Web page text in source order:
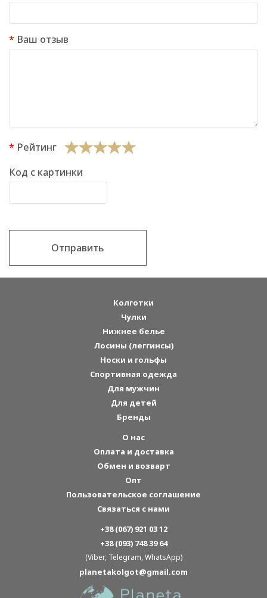
Ваш отзыв
Рейтинг
Код с картинки
Отправить
Колготки
Чулки
Нижнее белье
Лосины (леггинсы)
Носки и гольфы
Спортивная одежда
Для мужчин
Для детей
Бренды
О нас
Оплата и доставка
Обмен и возварт
Опт
Пользовательское соглашение
Связаться с нами
+38 (067) 921 03 12
+38 (093) 748 39 64
(Viber, Telegram, WhatsApp)
planetakolgot@gmail.com